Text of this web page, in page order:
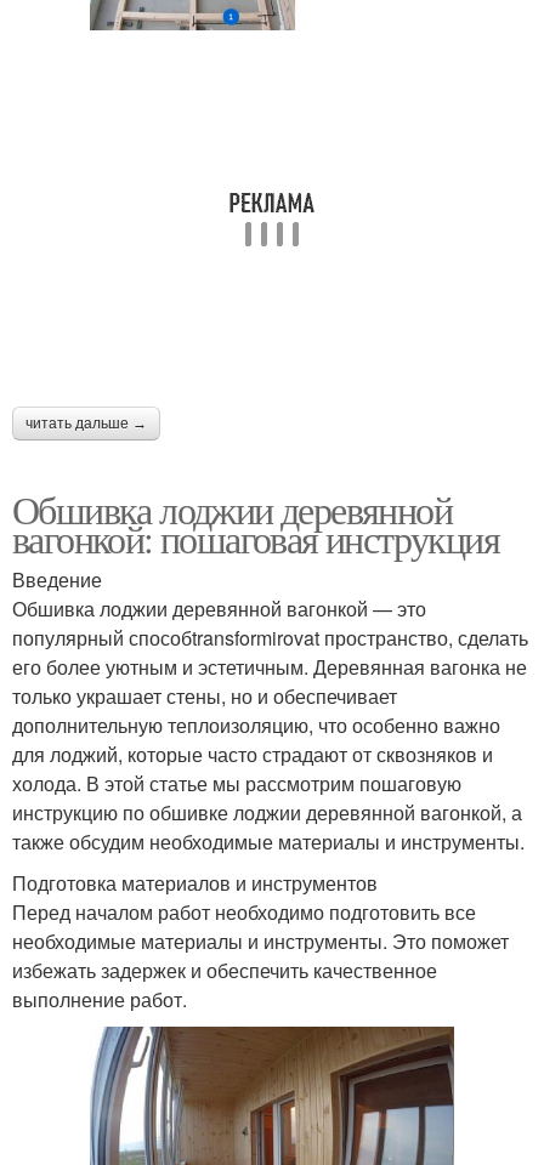
читать дальше →
Обшивка лоджии деревянной
вагонкой: пошаговая инструкция
Введение
Обшивка лоджии деревянной вагонкой — это
популярный способtransformirovat пространство, сделать
его более уютным и эстетичным. Деревянная вагонка не
только украшает стены, но и обеспечивает
дополнительную теплоизоляцию, что особенно важно
для лоджий, которые часто страдают от сквозняков и
холода. В этой статье мы рассмотрим пошаговую
инструкцию по обшивке лоджии деревянной вагонкой, а
также обсудим необходимые материалы и инструменты.
Подготовка материалов и инструментов
Перед началом работ необходимо подготовить все
необходимые материалы и инструменты. Это поможет
избежать задержек и обеспечить качественное
выполнение работ.